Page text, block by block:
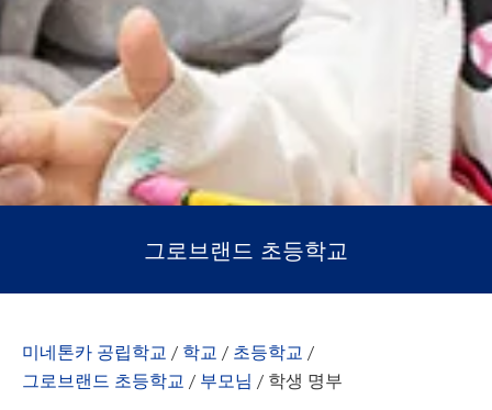
그로브랜드 초등학교
미네톤카 공립학교 / 학교 / 초등학교 /
그로브랜드 초등학교 / 부모님 / 학생 명부